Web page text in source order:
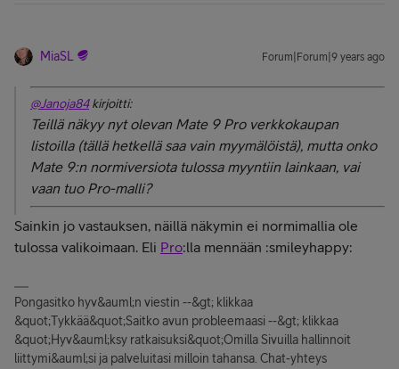
MiaSL Forum|Forum|9 years ago
@Janoja84kirjoitti:
Teillä näkyy nyt olevan Mate 9 Pro verkkokaupan
listoilla (tällä hetkellä saa vain myymälöistä), mutta onko
Mate 9:n normiversiota tulossa myyntiin lainkaan, vai
vaan tuo Pro-malli?
Sainkin jo vastauksen, näillä näkymin ei normimallia ole
tulossa valikoimaan. Eli Pro:lla mennään :smileyhappy:
Pongasitko hyv&auml;n viestin --&gt; klikkaa
&quot;Tykkää&quot;Saitko avun probleemaasi --&gt; klikkaa
&quot;Hyv&auml;ksy ratkaisuksi&quot;Omilla Sivuilla hallinnoit
liittymi&auml;si ja palveluitasi milloin tahansa. Chat-yhteys